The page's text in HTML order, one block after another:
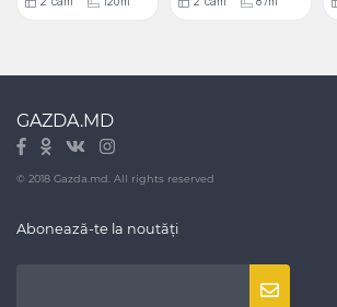
GAZDA.MD
© 2018 Gazda.md. All rights reserved
Abonează-te la noutăți